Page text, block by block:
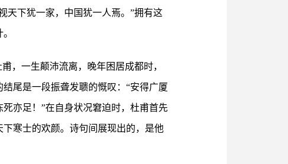
天下犹一家，中国犹一人焉。”拥有这
，一生颠沛流离，晚年困居成都时，
尾是一段振聋发聩的慨叹：“安得广厦
亦足！”在自身状况窘迫时，杜甫首先
寒士的欢颜。诗句间展现出的，是他